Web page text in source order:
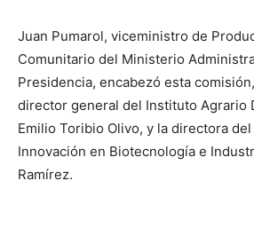
Juan Pumarol, viceministro de
Comunitario del Ministerio
Presidencia, encabezó esta
director general del Instituto Agrario
Emilio Toribio Olivo, y la directora
Innovación en Biotecnología e
Ramírez.